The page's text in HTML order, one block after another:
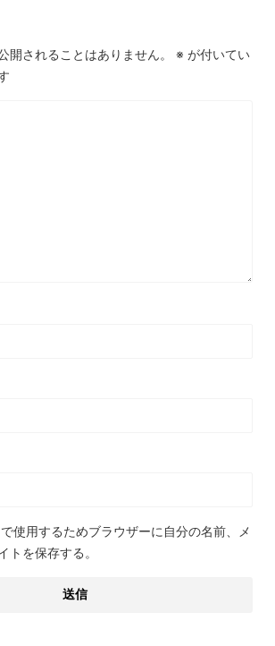
開されることはありません。 ※ が付いてい
使用するためブラウザーに自分の名前、メ
トを保存する。